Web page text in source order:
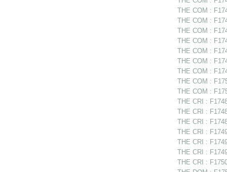
THE COM :
THE COM :
THE COM :
THE COM :
THE COM :
THE COM :
THE COM :
THE COM :
THE COM :
THE CRI :
THE CRI :
THE CRI :
THE CRI :
THE CRI :
THE CRI :
THE CRI :